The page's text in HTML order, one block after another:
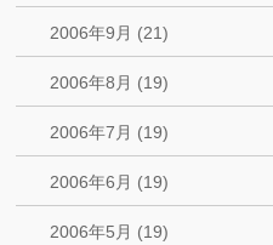
2006年9月 (21)
2006年8月 (19)
2006年7月 (19)
2006年6月 (19)
2006年5月 (19)